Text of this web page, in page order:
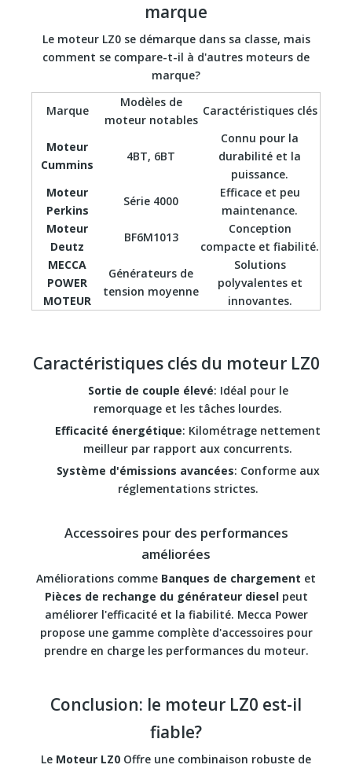
marque
Le moteur LZ0 se démarque dans sa classe, mais
comment se compare-t-il à d'autres moteurs de
marque?
Marque
Modèles de
moteur notables
Caractéristiques clés
Moteur
Cummins
4BT, 6BT
Connu pour la
durabilité et la
puissance.
Moteur
Perkins
Série 4000
Efficace et peu
maintenance.
Moteur
Deutz
BF6M1013
Conception
compacte et fiabilité.
MECCA
POWER
MOTEUR
Générateurs de
tension moyenne
Solutions
polyvalentes et
innovantes.
Caractéristiques clés du moteur LZ0
Sortie de couple élevé: Idéal pour le
remorquage et les tâches lourdes.
Efficacité énergétique: Kilométrage nettement
meilleur par rapport aux concurrents.
Système d'émissions avancées: Conforme aux
réglementations strictes.
Accessoires pour des performances
améliorées
Améliorations comme Banques de chargement et
Pièces de rechange du générateur dieselpeut
améliorer l'efficacité et la fiabilité. Mecca Power
propose une gamme complète d'accessoires pour
prendre en charge les performances du moteur.
Conclusion: le moteur LZ0 est-il
fiable?
Le Moteur LZ0 Offre une combinaison robuste de